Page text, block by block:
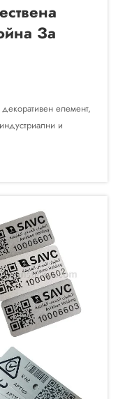
За
елемент,
и
постоянно
брандинга и
...